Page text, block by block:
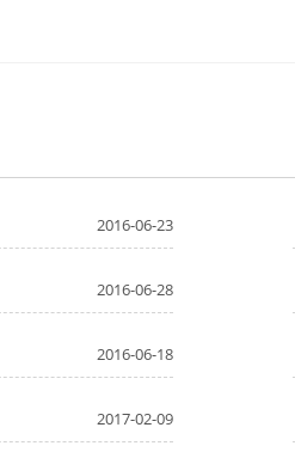
2016-06-23
2016-06-28
2016-06-18
2017-02-09